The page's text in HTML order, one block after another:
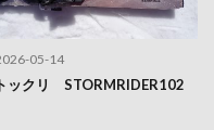
05-14
ックリ STORMRIDER102